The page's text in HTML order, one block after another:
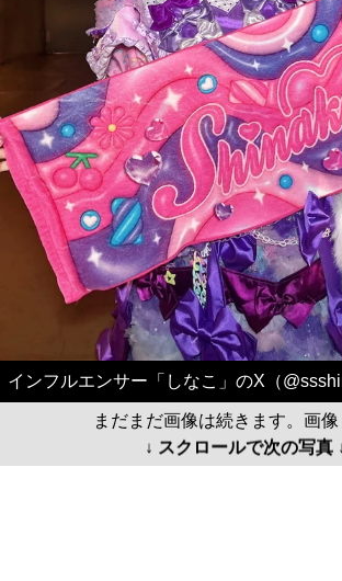
インフルエンサー「しなこ」のX（
まだまだ画像は続きます。画像
↓ スクロールで次の写真